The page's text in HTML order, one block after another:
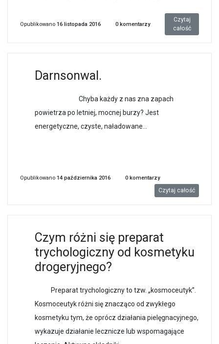
Opublikowano 16 listopada 2016 0 komentarzy
Czytaj
całość
Darnsonwal.
Chyba każdy z nas zna zapach
powietrza po letniej, mocnej burzy? Jest
energetyczne, czyste, naładowane...
Opublikowano 14 października 2016 0 komentarzy
Czytaj całość
Czym różni się preparat
trychologiczny od kosmetyku
drogeryjnego?
Preparat trychologiczny to tzw. „kosmoceutyk”.
Kosmoceutyk różni się znacząco od zwykłego
kosmetyku tym, że oprócz działania pielęgnacyjnego,
wykazuje działanie lecznicze lub wspomagające